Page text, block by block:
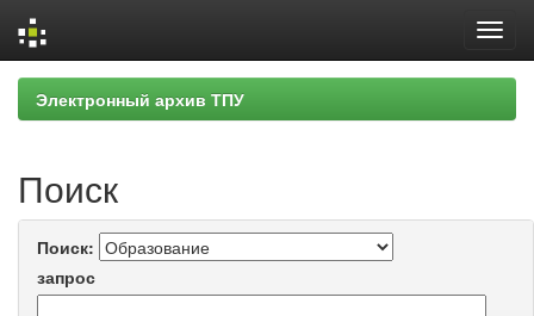
Skip
navigation
Электронный архив ТПУ
Поиск
Поиск:
запрос